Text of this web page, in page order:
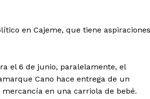
en Cajeme, que tiene aspiraciones
el 6 de junio, paralelamente, el
Cano hace entrega de un
en una carriola de bebé.